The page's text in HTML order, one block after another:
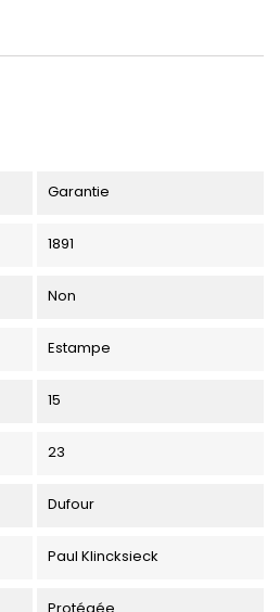
Garantie
1891
Non
Estampe
15
23
Dufour
Paul Klincksieck